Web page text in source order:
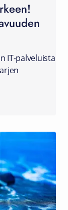
IT-palveluista